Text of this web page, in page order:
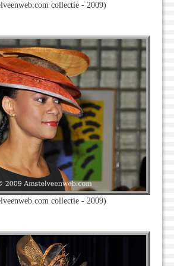
collectie - 2009)
collectie - 2009)